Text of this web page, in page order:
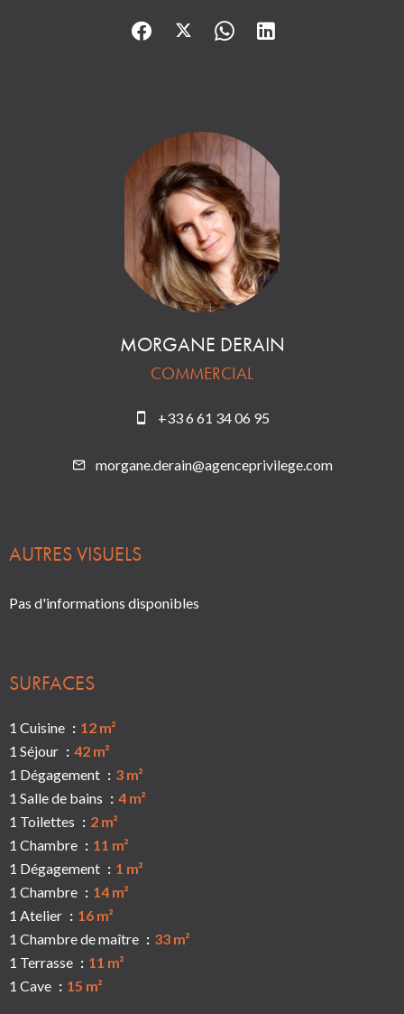
MORGANE DERAIN
COMMERCIAL
+33 6 61 34 06 95
morgane.derain@agenceprivilege.com
AUTRES VISUELS
Pas d'informations disponibles
SURFACES
1 Cuisine
12 m²
1 Séjour
42 m²
1 Dégagement
3 m²
1 Salle de bains
4 m²
1 Toilettes
2 m²
1 Chambre
11 m²
1 Dégagement
1 m²
1 Chambre
14 m²
1 Atelier
16 m²
1 Chambre de maître
33 m²
1 Terrasse
11 m²
1 Cave
15 m²